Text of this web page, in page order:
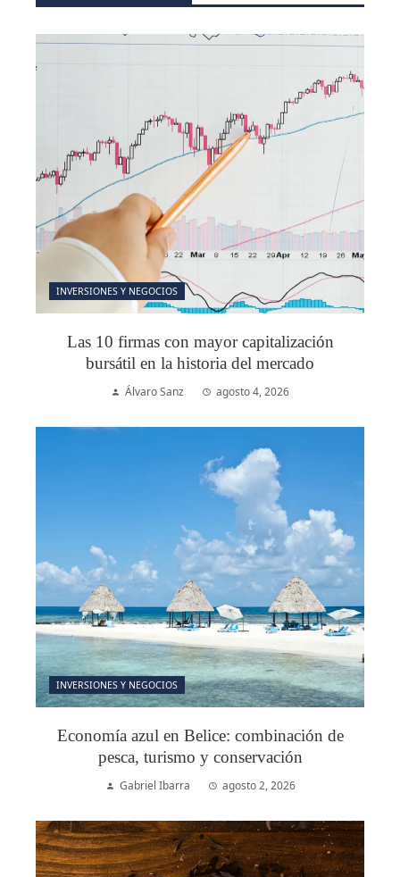
INVERSIONES Y NEGOCIOS
Las 10 firmas con mayor capitalización
bursátil en la historia del mercado
Álvaro Sanz agosto 4, 2026
INVERSIONES Y NEGOCIOS
Economía azul en Belice: combinación de
pesca, turismo y conservación
Gabriel Ibarra agosto 2, 2026